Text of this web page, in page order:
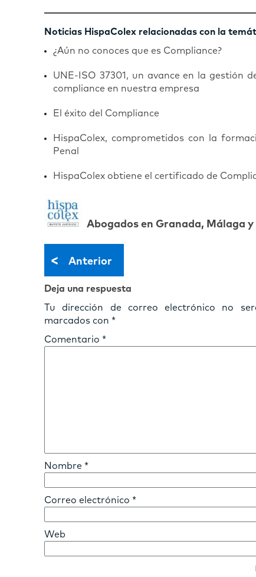
Noticias HispaColex relacionadas con la
¿Aún no conoces que es Compliance?
UNE-ISO 37301, un avance en la gestión
compliance en nuestra empresa
El éxito del Compliance
HispaColex, comprometidos con la
Penal
HispaColex obtiene el certificado de
Abogados en Granada, Málaga y
< Anterior
Deja una respuesta
Tu dirección de correo electrónico no
marcados con *
Comentario *
Nombre *
Correo electrónico *
Web